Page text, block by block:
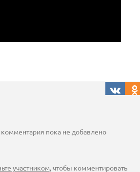
пока не добавлено
участником, чтобы комментировать